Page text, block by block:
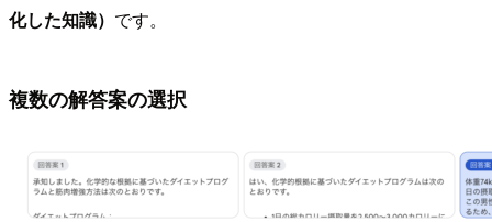
化した知識） です。
複数の解答案の選択